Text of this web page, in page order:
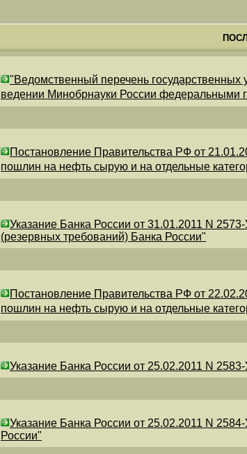
"Ведомственный перечень
ведении Минобрнауки России федеральными
Постановление Правительства РФ от
пошлин на нефть сырую и на отдельные
Указание Банка России от 31.01.2011 N
(резервных требований) Банка России"
Постановление Правительства РФ от
пошлин на нефть сырую и на отдельные
Указание Банка России от 25.02.2011 N
Указание Банка России от 25.02.2011 N
России"